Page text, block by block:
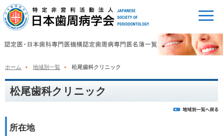
ホーム 地域別一覧 松尾歯科クリニック
松尾歯科クリニック
所在地